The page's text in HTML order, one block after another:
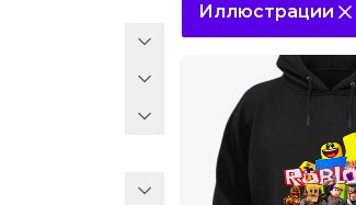
Иллюстрации